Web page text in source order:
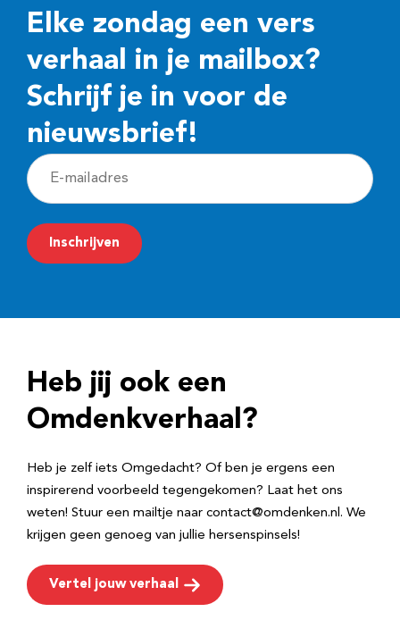
Elke zondag een vers
verhaal in je mailbox?
Schrijf je in voor de
nieuwsbrief!
E
-
m
a
r
e
Inschrijven
Heb jij ook een
Omdenkverhaal?
Heb je zelf iets Omgedacht? Of ben je ergens een
inspirerend voorbeeld tegengekomen? Laat het ons
weten! Stuur een mailtje naar contact@omdenken.nl. We
krijgen geen genoeg van jullie hersenspinsels!
Vertel jouw verhaal